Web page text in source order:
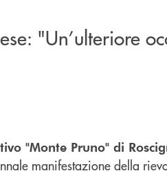
"Un’ulteriore
"Monte Pruno" di
manifestazione della